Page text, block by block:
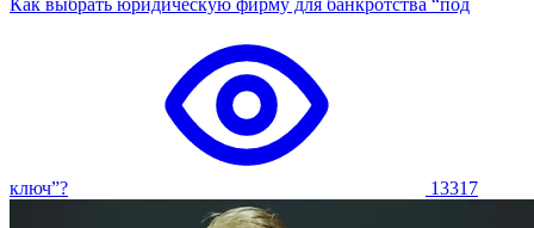
ключ”? 13317